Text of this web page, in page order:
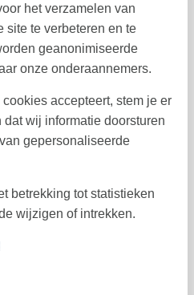
6 7 8
13 14 15
27 28 29 30
do vr za zo
het verzamelen van
site te verbeteren en te
geanonimiseerde
onze onderaannemers.
accepteert, stem je er
wij informatie doorsturen
gepersonaliseerde
betrekking tot statistieken
wijzigen of intrekken.